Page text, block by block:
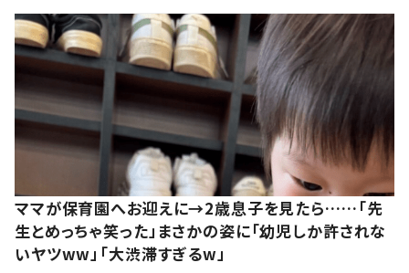
ママが保育園へお迎えに→2歳息子を見たら……「先
生とめっちゃ笑った」まさかの姿に「幼児しか許されな
いヤツww」「大渋滞すぎるw」